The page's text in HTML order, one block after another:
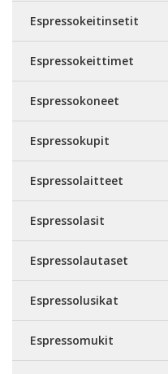
Espressokeitinsetit
Espressokeittimet
Espressokoneet
Espressokupit
Espressolaitteet
Espressolasit
Espressolautaset
Espressolusikat
Espressomukit